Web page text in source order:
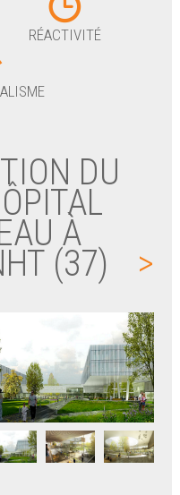
RÉACTIVITÉ
DU
À
(37) >